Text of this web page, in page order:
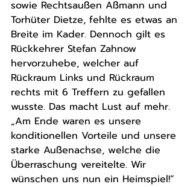
sowie Rechtsaußen Aßmann und
Torhüter Dietze, fehlte es etwas an
Breite im Kader. Dennoch gilt es
Rückkehrer Stefan Zahnow
hervorzuhebe, welcher auf
Rückraum Links und Rückraum
rechts mit 6 Treffern zu gefallen
wusste. Das macht Lust auf mehr.
„Am Ende waren es unsere
konditionellen Vorteile und unsere
starke Außenachse, welche die
Überraschung vereitelte. Wir
wünschen uns nun ein Heimspiel!“